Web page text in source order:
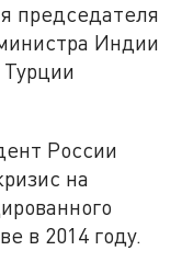
председателя
Индии
России
на
в 2014 году.